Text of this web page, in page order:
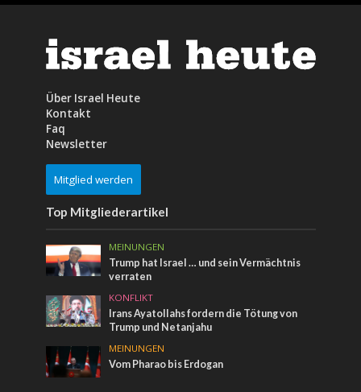
Über Israel Heute
Kontakt
Faq
Newsletter
Mitglied werden
Top Mitgliederartikel
MEINUNGEN
Trump hat Israel … und sein Vermächtnis
verraten
KONFLIKT
Irans Ayatollahs fordern die Tötung von
Trump und Netanjahu
MEINUNGEN
Vom Pharao bis Erdogan